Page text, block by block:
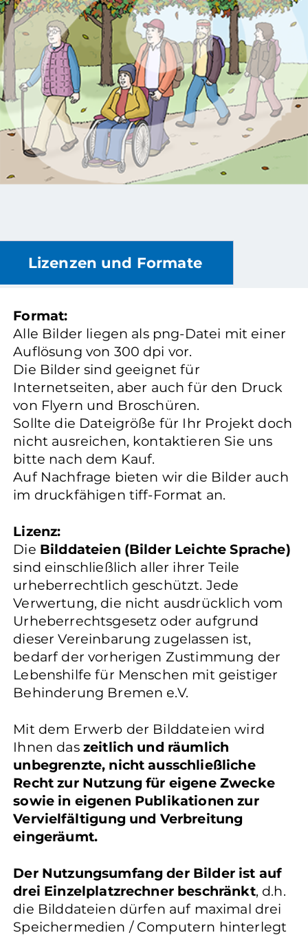
Lizenzen und Formate
Format:
Alle Bilder liegen als png-Datei mit einer
Auflösung von 300 dpi vor.
Die Bilder sind geeignet für
Internetseiten, aber auch für den Druck
von Flyern und Broschüren.
Sollte die Dateigröße für Ihr Projekt doch
nicht ausreichen, kontaktieren Sie uns
bitte nach dem Kauf.
Auf Nachfrage bieten wir die Bilder auch
im druckfähigen tiff-Format an.
Lizenz:
Die Bilddateien (Bilder Leichte Sprache)
sind einschließlich aller ihrer Teile
urheberrechtlich geschützt. Jede
Verwertung, die nicht ausdrücklich vom
Urheberrechtsgesetz oder aufgrund
dieser Vereinbarung zugelassen ist,
bedarf der vorherigen Zustimmung der
Lebenshilfe für Menschen mit geistiger
Behinderung Bremen e.V.
Mit dem Erwerb der Bilddateien wird
Ihnen das zeitlich und räumlich
unbegrenzte, nicht ausschließliche
Recht zur Nutzung für eigene Zwecke
sowie in eigenen Publikationen zur
Vervielfältigung und Verbreitung
eingeräumt.
Der Nutzungsumfang der Bilder ist auf
drei Einzelplatzrechner beschränkt, d.h.
die Bilddateien dürfen auf maximal drei
Speichermedien / Computern hinterlegt